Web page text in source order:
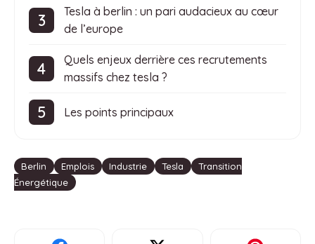
Tesla à berlin : un pari audacieux au cœur
de l’europe
Quels enjeux derrière ces recrutements
massifs chez tesla ?
Les points principaux
Étiquettes
Berlin Emplois Industrie Tesla
Transition
Énergétique